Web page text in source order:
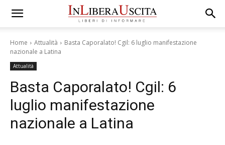
Home Attualità
Basta Caporalato! Cgil: 6 luglio manifestazione
nazionale a Latina
Attualità
Basta Caporalato! Cgil: 6
luglio manifestazione
nazionale a Latina